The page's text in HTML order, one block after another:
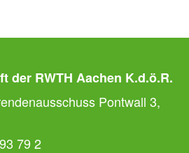
der RWTH Aachen K.d.ö.R.
Pontwall 3,
79 2